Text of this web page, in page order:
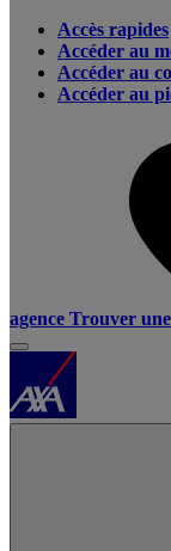
Accès rapides
Accéder au
Accéder au
Accéder au
agence Trouver